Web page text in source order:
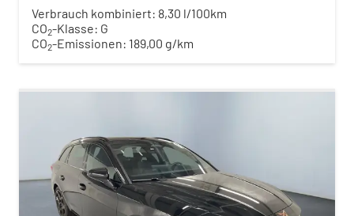
Verbrauch kombiniert: 8,30 l/100km
CO2-Klasse: G
CO2-Emissionen: 189,00 g/km